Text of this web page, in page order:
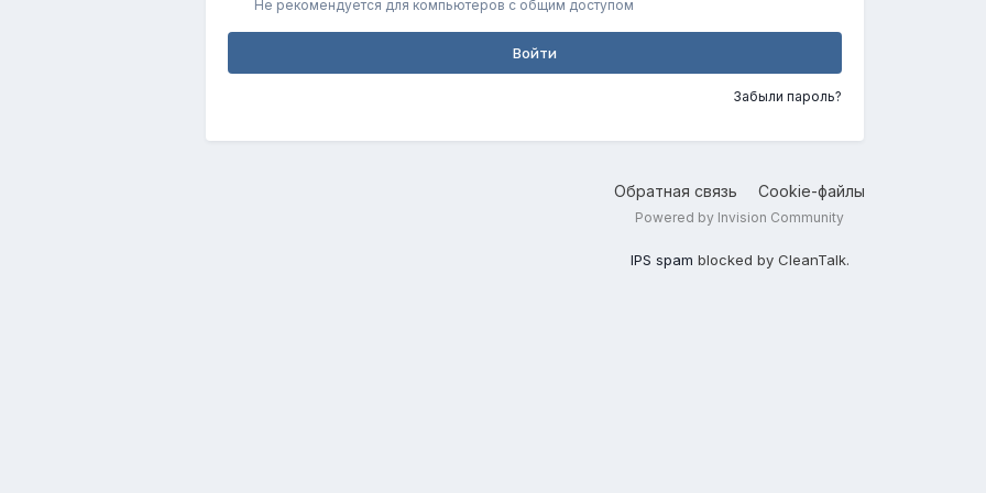
Не рекомендуется для компьютеров с общим доступом
Войти
Забыли пароль?
Обратная связь Cookie-файлы
Powered by Invision Community
IPS spam blocked by CleanTalk.